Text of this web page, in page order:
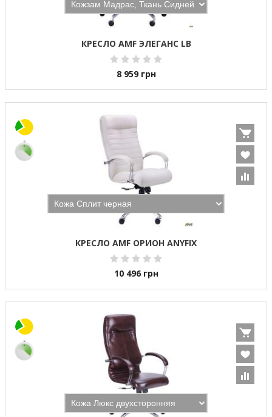
КРЕСЛО AMF ЭЛЕГАНС LB
8 959 грн
КРЕСЛО AMF ОРИОН ANYFIX
10 496 грн